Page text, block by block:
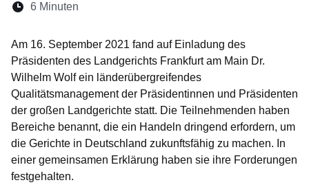
Lesedauer:
6 Minuten
Am 16. September 2021 fand auf Einladung des
Präsidenten des Landgerichts Frankfurt am Main Dr.
Wilhelm Wolf ein länderübergreifendes
Qualitätsmanagement der Präsidentinnen und Präsidenten
der großen Landgerichte statt. Die Teilnehmenden haben
Bereiche benannt, die ein Handeln dringend erfordern, um
die Gerichte in Deutschland zukunftsfähig zu machen. In
einer gemeinsamen Erklärung haben sie ihre Forderungen
festgehalten.